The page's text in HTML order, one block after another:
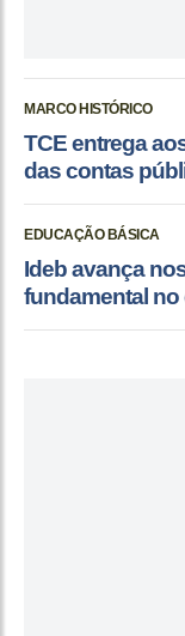
MARCO HISTÓRICO
TCE entrega
das contas
EDUCAÇÃO BÁSICA
Ideb avança
fundamental